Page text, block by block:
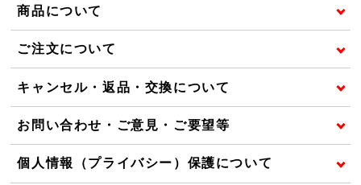
商品について
ご注文について
キャンセル・返品・交換について
お問い合わせ・ご意見・ご要望等
個人情報（プライバシー）保護について